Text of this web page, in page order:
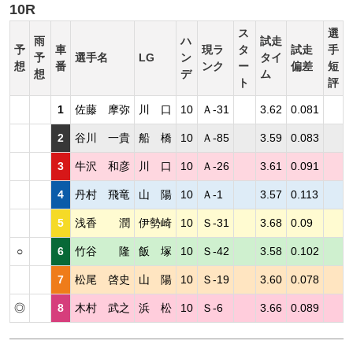
10R
予
想
雨
予
想
車
番
選手名 LG
ハ
ン
デ
現ラ
ンク
ス
タ
ー
ト
試走
タイ
ム
試走
偏差
選
手
短
評
1 佐藤 摩弥 川 口 10 Ａ-31 3.62 0.081
2 谷川 一貴 船 橋 10 Ａ-85 3.59 0.083
3 牛沢 和彦 川 口 10 Ａ-26 3.61 0.091
4 丹村 飛竜 山 陽 10 Ａ-1 3.57 0.113
5 浅香 潤 伊勢崎 10 Ｓ-31 3.68 0.09
○ 6 竹谷 隆 飯 塚 10 Ｓ-42 3.58 0.102
7 松尾 啓史 山 陽 10 Ｓ-19 3.60 0.078
◎ 8 木村 武之 浜 松 10 Ｓ-6 3.66 0.089